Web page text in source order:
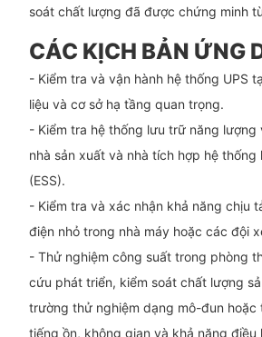
soát chất lượng đã được chứng minh
CÁC KỊCH BẢN ỨNG
- Kiểm tra và vận hành hệ thống UPS
liệu và cơ sở hạ tầng quan trọng.
- Kiểm tra hệ thống lưu trữ năng lượng
nhà sản xuất và nhà tích hợp hệ
(ESS).
- Kiểm tra và xác nhận khả năng chịu
điện nhỏ trong nhà máy hoặc các đội
- Thử nghiệm công suất trong phòng
cứu phát triển, kiểm soát chất lượng
trường thử nghiệm dạng mô-đun hoặc
tiếng ồn, không gian và khả năng điều